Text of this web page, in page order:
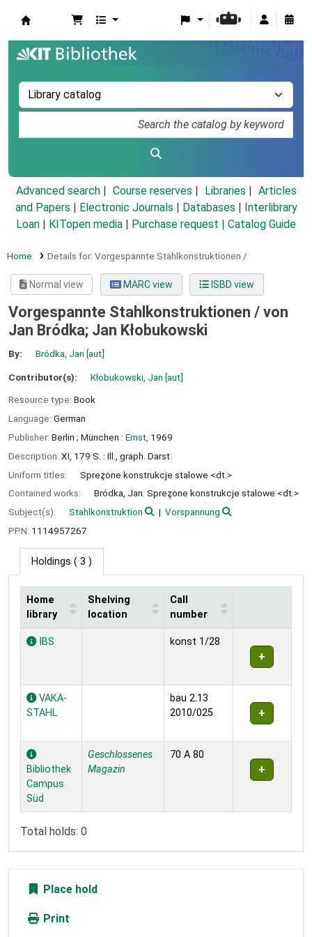
Advanced search Course reserves Libraries
Articles
and Papers
Electronic Journals Databases
Interlibrary
Loan
KITopen media Purchase request | Catalog Guide
Home Details for: Vorgespannte Stahlkonstruktionen /
Normal view MARC view ISBD view
Vorgespannte Stahlkonstruktionen / von
Jan Bródka; Jan Kłobukowski
By: Bródka, Jan [aut]
Contributor(s): Kłobukowski, Jan [aut]
Resource type: Book
Language: German
Publisher: Berlin ; München : Ernst, 1969
Description: XI, 179 S. : Ill., graph. Darst
Uniform titles:
Sprez̧ȯne konstrukcje stalowe <dt.>
Contained works:
Bródka, Jan. Sprez̧ȯne konstrukcje stalowe <dt.>
Subject(s):
Stahlkonstruktion
Vorspannung
PPN: 1114957267
Holdings ( 3 )
Holdings
Home
library
Shelving
location
Call
number
IBS konst 1/28
VAKA-
STAHL
bau 2.13
2010/025
Bibliothek
Campus
Süd
Geschlossenes
Magazin
70 A 80
Total holds: 0
Place hold
Print